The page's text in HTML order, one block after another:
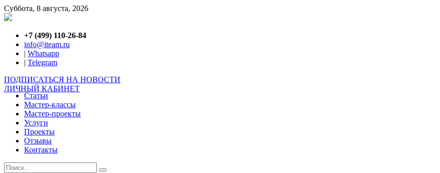
Суббота, 8 августа, 2026
+7 (499) 110-26-84
info@iteam.ru
| Whatsapp
| Telegram
ПОДПИСАТЬСЯ НА НОВОСТИ
ЛИЧНЫЙ КАБИНЕТ
Статьи
Мастер-классы
Мастер-проекты
Услуги
Проекты
Отзывы
Контакты